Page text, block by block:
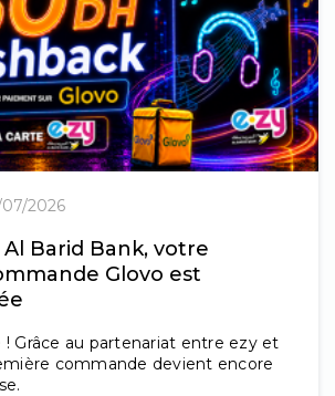
2026
Al Barid Bank, votre
Glovo est
Grâce au partenariat entre ezy et
commande devient encore